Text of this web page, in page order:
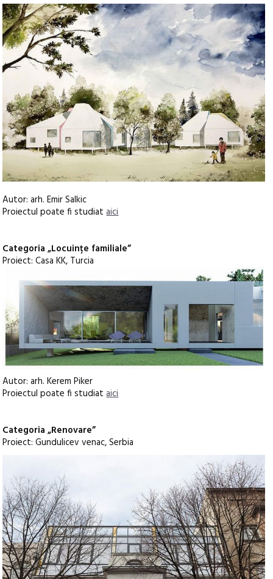
Autor: arh. Emir Salkic
Proiectul poate fi studiataici
Categoria „Locuințe familiale”
Proiect: Casa KK, Turcia
Autor: arh. Kerem Piker
Proiectul poate fi studiataici
Categoria „Renovare”
Proiect: Gundulicev venac, Serbia